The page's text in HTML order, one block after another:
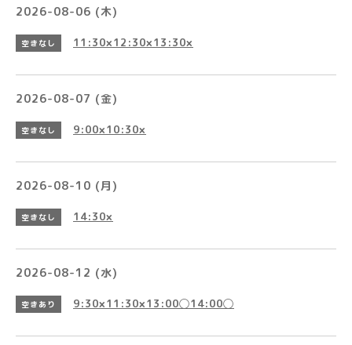
2026-08-06 (木)
空きなし 11:30×12:30×13:30×
2026-08-07 (金)
空きなし 9:00×10:30×
2026-08-10 (月)
空きなし 14:30×
2026-08-12 (水)
空きあり 9:30×11:30×13:00◯14:00◯